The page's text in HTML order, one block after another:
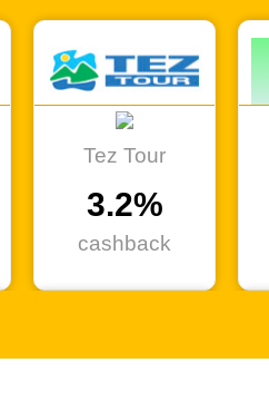
Tez Tour
3.2%
cashback